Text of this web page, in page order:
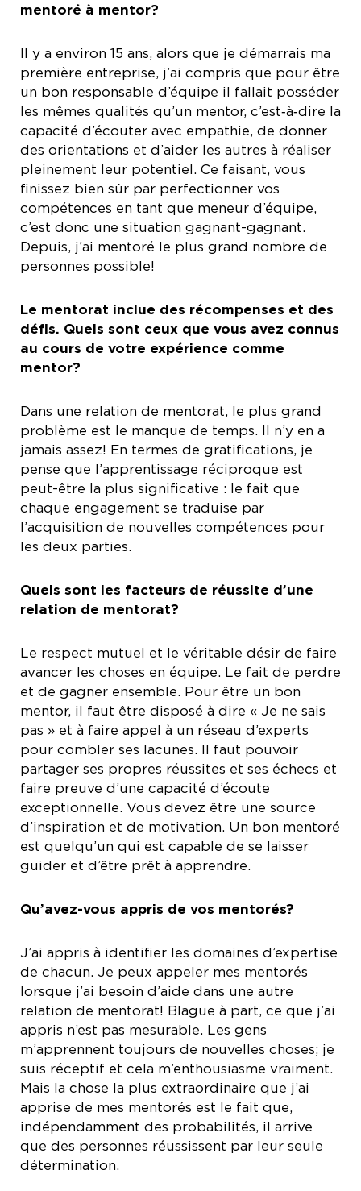
mentoré à mentor?
Il y a environ 15 ans, alors que je démarrais ma
première entreprise, j’ai compris que pour être
un bon responsable d’équipe il fallait posséder
les mêmes qualités qu’un mentor, c’est‑à‑dire la
capacité d’écouter avec empathie, de donner
des orientations et d’aider les autres à réaliser
pleinement leur potentiel. Ce faisant, vous
finissez bien sûr par perfectionner vos
compétences en tant que meneur d’équipe,
c’est donc une situation gagnant-gagnant.
Depuis, j’ai mentoré le plus grand nombre de
personnes possible!
Le mentorat inclue des récompenses et des
défis. Quels sont ceux que vous avez connus
au cours de votre expérience comme
mentor?
Dans une relation de mentorat, le plus grand
problème est le manque de temps. Il n’y en a
jamais assez! En termes de gratifications, je
pense que l’apprentissage réciproque est
peut-être la plus significative : le fait que
chaque engagement se traduise par
l’acquisition de nouvelles compétences pour
les deux parties.
Quels sont les facteurs de réussite d’une
relation de mentorat?
Le respect mutuel et le véritable désir de faire
avancer les choses en équipe. Le fait de perdre
et de gagner ensemble. Pour être un bon
mentor, il faut être disposé à dire « Je ne sais
pas » et à faire appel à un réseau d’experts
pour combler ses lacunes. Il faut pouvoir
partager ses propres réussites et ses échecs et
faire preuve d’une capacité d’écoute
exceptionnelle. Vous devez être une source
d’inspiration et de motivation. Un bon mentoré
est quelqu’un qui est capable de se laisser
guider et d’être prêt à apprendre.
Qu’avez-vous appris de vos mentorés?
J’ai appris à identifier les domaines d’expertise
de chacun. Je peux appeler mes mentorés
lorsque j’ai besoin d’aide dans une autre
relation de mentorat! Blague à part, ce que j’ai
appris n’est pas mesurable. Les gens
m’apprennent toujours de nouvelles choses; je
suis réceptif et cela m’enthousiasme vraiment.
Mais la chose la plus extraordinaire que j’ai
apprise de mes mentorés est le fait que,
indépendamment des probabilités, il arrive
que des personnes réussissent par leur seule
détermination.